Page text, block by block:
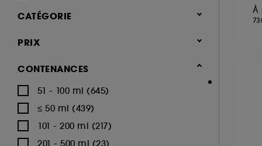
CARTIER (12)
CHARLOTTE TILBURY (1)
CATÉGORIE
Parfum
Eau de parfum (452)
Eau de toilette (264)
Eau de cologne (42)
Déodorants (47)
PRIX
CONTENANCES
51 - 100 ml (645)
≤ 50 ml (439)
101 - 200 ml (217)
201 - 500 ml (23)
À